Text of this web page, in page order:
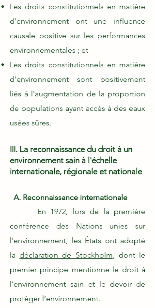
Les droits constitutionnels en matière
d'environnement ont une influence
causale positive sur les performances
environnementales ; et
Les droits constitutionnels en matière
d'environnement sont positivement
liés à l'augmentation de la proportion
de populations ayant accès à des eaux
usées sûres.
III. La reconnaissance du droit à un
environnement sain à l'échelle
internationale, régionale et nationale
A. Reconnaissance internationale
En 1972, lors de la première
conférence des Nations unies sur
l'environnement, les États ont adopté
ladéclaration de Stockholm, dont le
premier principe mentionne le droit à
l’environnement sain et le devoir de
protéger l’environnement.